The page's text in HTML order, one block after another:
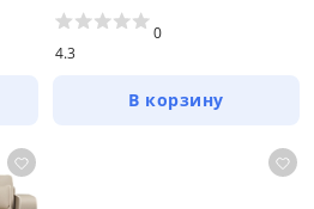
4.3
0
В корзину